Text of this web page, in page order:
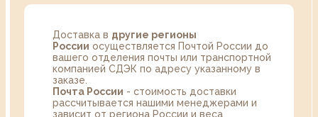
Доставка в другие регионы
России осуществляется Почтой России до
вашего отделения почты или транспортной
компанией СДЭК по адресу указанному в
заказе.
Почта России - стоимость доставки
рассчитывается нашими менеджерами и
зависит от региона России и веса